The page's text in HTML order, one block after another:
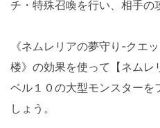
チ・特殊召喚を行い、相手の
《ネムレリアの夢守り-クエ
楼》の効果を使って【ネムレ
ベル１０の大型モンスターを
しょう。